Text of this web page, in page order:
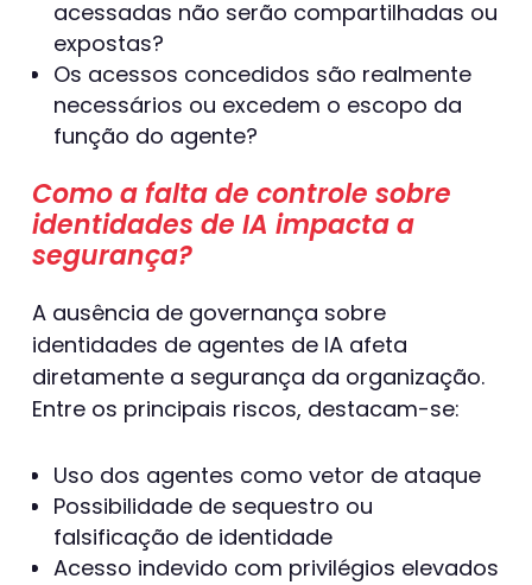
acessadas não serão compartilhadas ou
expostas?
Os acessos concedidos são realmente
necessários ou excedem o escopo da
função do agente?
Como a falta de controle sobre
identidades de IA impacta a
segurança?
A ausência de governança sobre
identidades de agentes de IA afeta
diretamente a segurança da organização.
Entre os principais riscos, destacam-se:
Uso dos agentes como vetor de ataque
Possibilidade de sequestro ou
falsificação de identidade
Acesso indevido com privilégios elevados